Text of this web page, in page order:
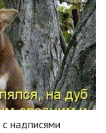
надписями